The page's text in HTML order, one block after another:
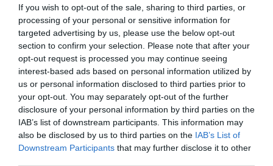
If you wish to opt-out of the sale, sharing to third parties, or
processing of your personal or sensitive information for
targeted advertising by us, please use the below opt-out
section to confirm your selection. Please note that after your
opt-out request is processed you may continue seeing
interest-based ads based on personal information utilized by
us or personal information disclosed to third parties prior to
your opt-out. You may separately opt-out of the further
disclosure of your personal information by third parties on the
IAB’s list of downstream participants. This information may
also be disclosed by us to third parties on the IAB’s List of
Downstream Participants that may further disclose it to other
Η δημοσίευση κοινοποιήθηκε από το χρήστη Michelle Obama (@michelleobama)